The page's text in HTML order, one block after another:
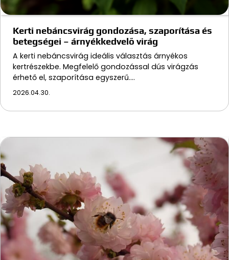
Kerti nebáncsvirág gondozása, szaporítása és
betegségei – árnyékkedvelő virág
A kerti nebáncsvirág ideális választás árnyékos
kertrészekbe. Megfelelő gondozással dús virágzás
érhető el, szaporítása egyszerű.…
2026.04.30.